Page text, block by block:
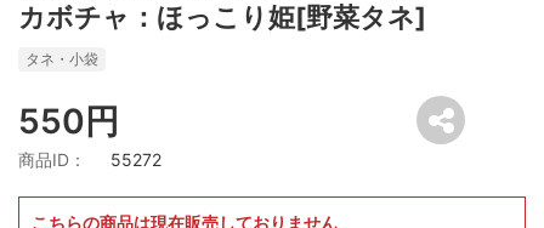
カボチャ：ほっこり姫[野菜タネ]
タネ・小袋
550円
商品ID： 55272
こちらの商品は現在販売しておりません